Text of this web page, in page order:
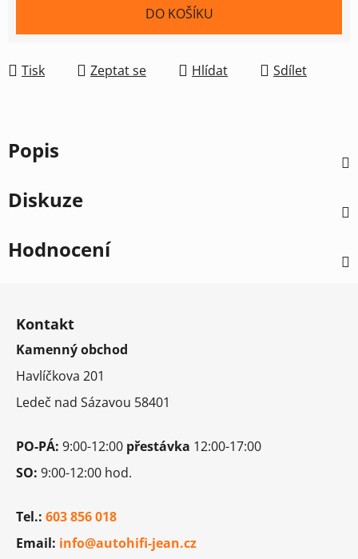
DO KOŠÍKU
Tisk Zeptat se Hlídat Sdílet
Popis
Diskuze
Hodnocení
Kontakt
Kamenný obchod
Havlíčkova 201
Ledeč nad Sázavou 58401
PO-PÁ: 9:00-12:00 přestávka 12:00-17:00
SO: 9:00-12:00 hod.
Tel.: 603 856 018
Email: info@autohifi-jean.cz